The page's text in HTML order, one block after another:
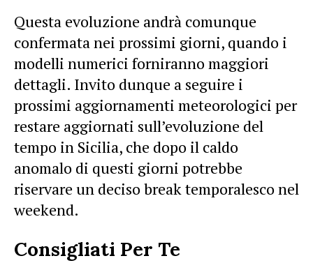
Questa evoluzione andrà comunque
confermata nei prossimi giorni, quando i
modelli numerici forniranno maggiori
dettagli. Invito dunque a seguire i
prossimi aggiornamenti meteorologici per
restare aggiornati sull’evoluzione del
tempo in Sicilia, che dopo il caldo
anomalo di questi giorni potrebbe
riservare un deciso break temporalesco nel
weekend.
Consigliati Per Te